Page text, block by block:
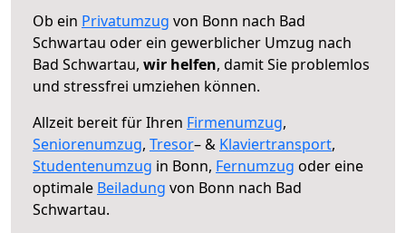
Ob ein Privatumzug von Bonn nach Bad
Schwartau oder ein gewerblicher Umzug nach
Bad Schwartau, wir helfen, damit Sie problemlos
und stressfrei umziehen können.
Allzeit bereit für Ihren Firmenumzug,
Seniorenumzug, Tresor– & Klaviertransport,
Studentenumzug in Bonn, Fernumzug oder eine
optimale Beiladung von Bonn nach Bad
Schwartau.